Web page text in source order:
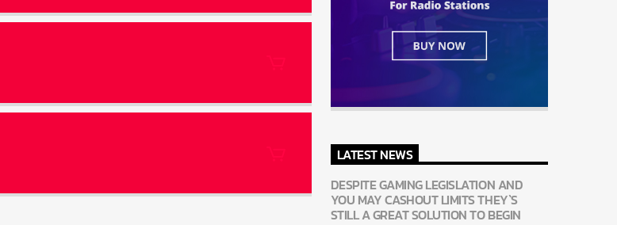
LATEST NEWS
DESPITE GAMING LEGISLATION AND
YOU MAY CASHOUT LIMITS THEY`S
STILL A GREAT SOLUTION TO BEGIN